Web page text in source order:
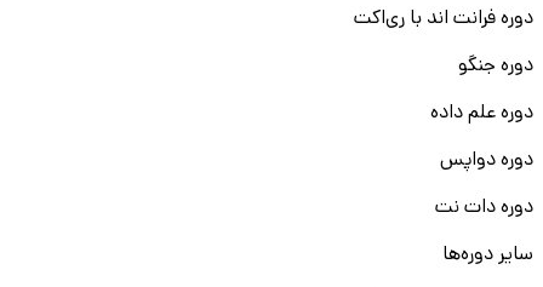
دوره فرانت اند با ری‌اکت
دوره جنگو
دوره علم داده
دوره دواپس
دوره دات نت
سایر دوره‌ها